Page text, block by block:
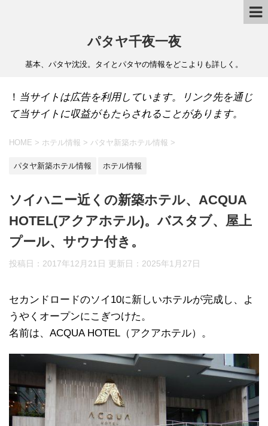
パタヤ千夜一夜
基本、パタヤ沈没。タイとパタヤの情報をどこよりも詳しく。
！ 当サイトは広告を利用しています。リンク先を通じ
て当サイトに収益がもたらされることがあります。
HOME > ホテル情報 > パタヤ新築ホテル情報 >
パタヤ新築ホテル情報 ホテル情報
ソイハニー近くの新築ホテル、ACQUA
HOTEL(アクアホテル)。バスタブ、屋上
プール、サウナ付き。
投稿日：2017年12月21日 更新日： 2025年1月27日
セカンドロードのソイ10に新しいホテルが完成し、よ
うやくオープンにこぎつけた。
名前は、ACQUA HOTEL（アクアホテル）。